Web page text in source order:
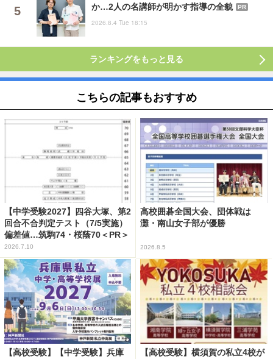
か…2人の名講師が明かす指導の全貌 PR
2026.8.4 Tue 18:15
ランキングをもっと見る
こちらの記事もおすすめ
【中学受験2027】四谷大塚、第2
回合不合判定テスト（7/5実施）
偏差値…筑駒74・桜蔭70＜PR＞
2026.7.10
高校囲碁全国大会、団体戦は
灘・南山女子部が優勝
2026.8.5
【高校受験】【中学受験】兵庫
【高校受験】横須賀の私立4校が